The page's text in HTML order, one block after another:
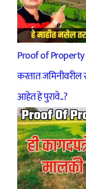
Proof of Property
करतात
आहेत हे पुरावे..?